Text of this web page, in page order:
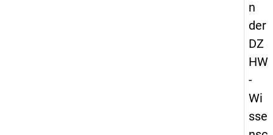
n
der
DZ
HW
-
Wi
sse